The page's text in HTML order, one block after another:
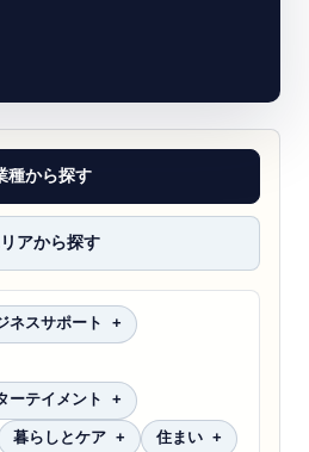
種から探す
アから探す
ネスサポート
ーテイメント
暮らしとケア 住まい